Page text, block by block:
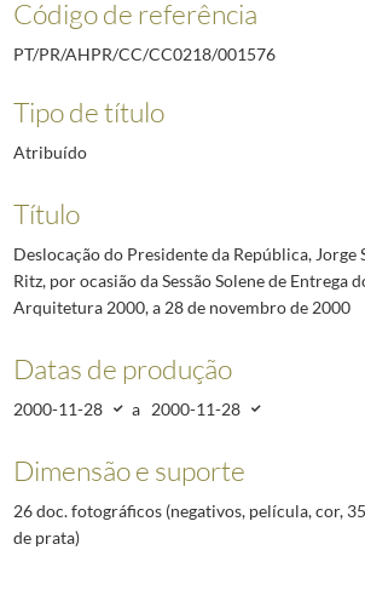
Código de referência
PT/PR/AHPR/CC/CC0218/001576
Tipo de título
Atribuído
Título
Deslocação do Presidente da República, Jorge
Ritz, por ocasião da Sessão Solene de Entrega
Arquitetura 2000, a 28 de novembro de 2000
Datas de produção
2000-11-28 a 2000-11-28
Dimensão e suporte
26 doc. fotográficos (negativos, película, cor,
de prata)